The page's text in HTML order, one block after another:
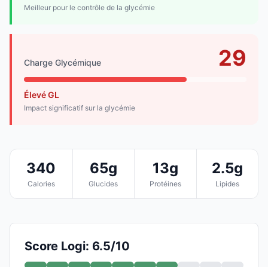
Meilleur pour le contrôle de la glycémie
Charge Glycémique 29
Élevé GL
Impact significatif sur la glycémie
340
Calories
65g
Glucides
13g
Protéines
2.5g
Lipides
Score Logi: 6.5/10